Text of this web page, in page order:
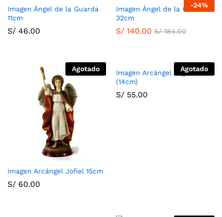
Imagen Ángel de la Guarda
11cm
S/ 46.00
-24%
Imagen Ángel de la Guarda
32cm
S/ 140.00 S/184.00
Agotado
Imagen Arcángel Jofiel 15cm
S/ 60.00
Agotado
Imagen Arcángel Miguel
(14cm)
S/ 55.00